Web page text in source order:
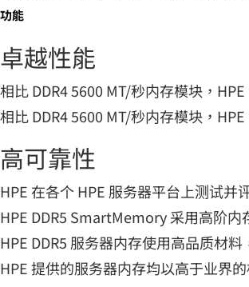
功能
卓越性能
相比 DDR4 5600 MT/秒内存模块，
相比 DDR4 5600 MT/秒内存模块，
高可靠性
HPE 在各个 HPE 服务器平台上测试
HPE DDR5 SmartMemory 采用高阶
HPE DDR5 服务器内存使用高品质材
HPE 提供的服务器内存均以高于业界